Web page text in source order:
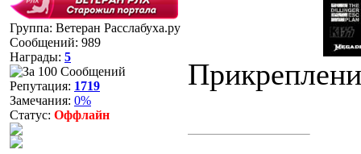
Группа: Ветеран Расслабуха.ру
Сообщений: 989
Награды: 5
Репутация: 1719
Замечания: 0%
Статус: Оффлайн